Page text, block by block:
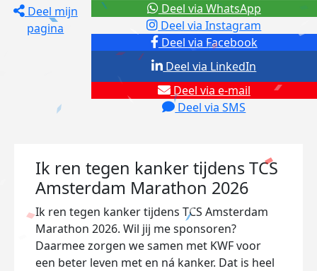
Deel mijn
pagina
Deel via Facebook
Deel via Instagram
Deel via e-mail
Deel via SMS
Deel via LinkedIn
Deel via WhatsApp
Ik ren tegen kanker tijdens TCS
Amsterdam Marathon 2026
Ik ren tegen kanker tijdens TCS Amsterdam
Marathon 2026. Wil jij me sponsoren?
Daarmee zorgen we samen met KWF voor
een beter leven met en ná kanker. Dat is heel